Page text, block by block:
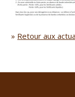
» Retour aux